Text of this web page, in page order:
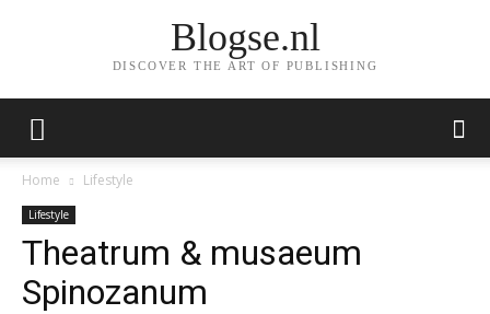
Blogse.nl
DISCOVER THE ART OF PUBLISHING
Home Lifestyle
Lifestyle
Theatrum & musaeum
Spinozanum